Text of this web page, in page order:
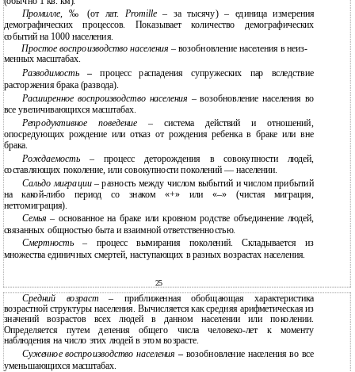
Промилле, ‰ (от лат. Promille– за тысячу) – единица измерения
демографических процессов. Показывает количество демографических
событий на 1000 населения.
Простое воспроизводство населения – возобновление населения в неиз-
менных масштабах.
Разводимость–процесс распадения супружеских пар вследствие
расторжения брака (развода).
Расширенное воспроизводство населения – возобновление населения во
все увеличивающихся масштабах.
Репродуктивное поведение– система действий и отношений,
опосредующих рождение или отказ от рождения ребенка в браке или вне
брака.
Рождаемость – процесс деторождения в совокупности людей,
составляющих поколение, или совокупности поколений — населении.
Сальдо миграции– разность между числом выбытий и числом прибытий
на какой-либо период со знаком «+» или «–» (чистая миграция,
неттомиграция).
Семья– основанное на браке или кровном родстве объединение людей,
связанных общностью быта и взаимной ответственностью.
Смертность– процесс вымирания поколений. Складывается из
множества единичных смертей, наступающих в разных возрастах населения.
25
Средний возраст– приближенная обобщающая характеристика
возрастной структуры населения. Вычисляется как средняя арифметическая из
значений возрастов всех людей в данном населении или поколении.
Определяется путем деления общего числа человеко-лет к моменту
наблюдения на число этих людей в этом возрасте.
Суженное воспроизводство населения – возобновление населения во все
уменьшающихся масштабах.